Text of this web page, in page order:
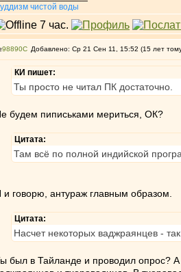
чистой воды
98890 Добавлено: Ср 21 Сен 11, 15:52 (15 лет
КИ пишет:
Ты просто не читал ПК достаточно.
будем пиписьками мериться, ОК?
Цитата:
Там всё по полной индийской
и говорю, антураж главным образом.
Цитата:
Насчет некоторых ваджраянцев -
был в Тайланде и проводил опрос?